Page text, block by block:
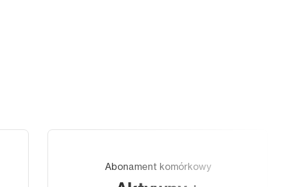
Abonament komórkowy